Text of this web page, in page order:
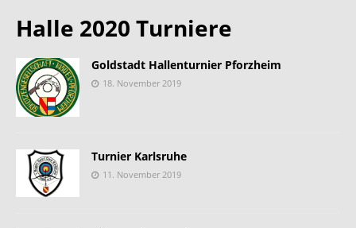
Halle 2020 Turniere
Goldstadt Hallenturnier Pforzheim
18. November 2019
Turnier Karlsruhe
11. November 2019